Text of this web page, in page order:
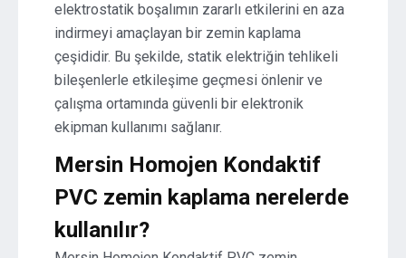
elektrostatik boşalımın zararlı etkilerini en aza
indirmeyi amaçlayan bir zemin kaplama
çeşididir. Bu şekilde, statik elektriğin tehlikeli
bileşenlerle etkileşime geçmesi önlenir ve
çalışma ortamında güvenli bir elektronik
ekipman kullanımı sağlanır.
Mersin Homojen Kondaktif
PVC zemin kaplama nerelerde
kullanılır?